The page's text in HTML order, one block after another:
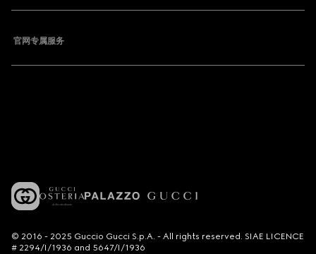
官网专属服务
© 2016 - 2025 Guccio Gucci S.p.A. - All rights reserved. SIAE LICENCE
# 2294/I/1936 and 5647/I/1936